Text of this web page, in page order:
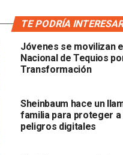
ha fallecido. A toda su
fraterno. Que Dios lo
escribió
especificó los motivos
que es por covid-19,pues
Juárez Cisneros anunció
virus y que solo
TE PODRÍA
Jóvenes se movilizan
Nacional de Tequios
Transformación
Sheinbaum hace un
familia para proteger a
peligros digitales